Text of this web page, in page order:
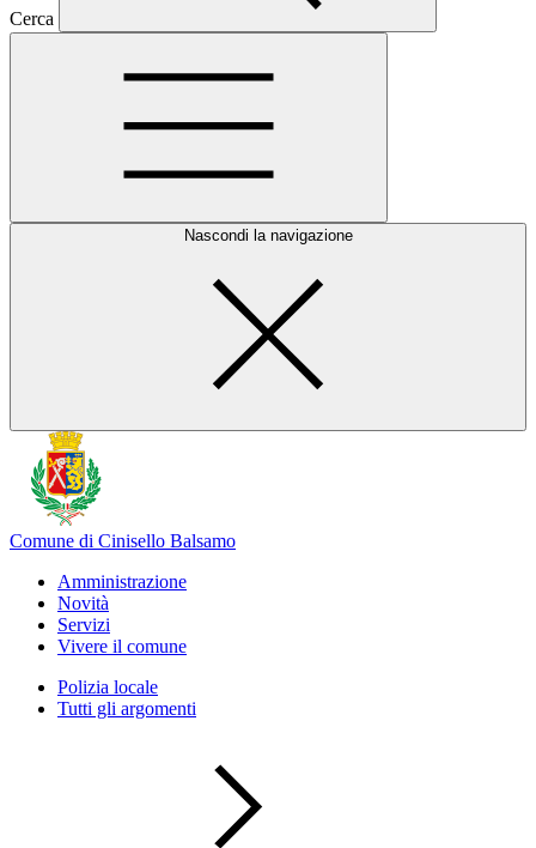
Cerca
Nascondi la navigazione
Comune di Cinisello Balsamo
Amministrazione
Novità
Servizi
Vivere il comune
Polizia locale
Tutti gli argomenti